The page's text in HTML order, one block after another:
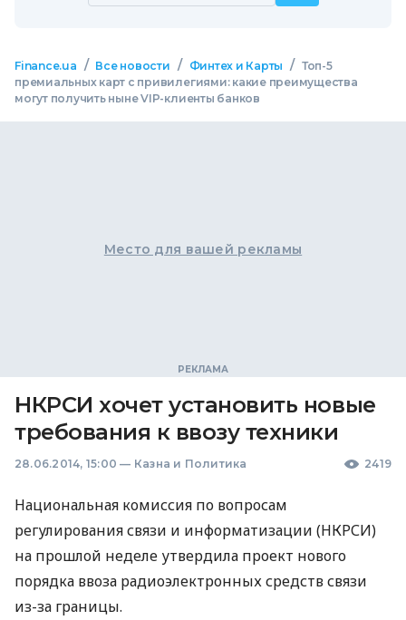
Finance.ua / Все новости / Финтех и Карты / Топ-5
премиальных карт с привилегиями: какие преимущества
могут получить ныне VIP-клиенты банков
Место для вашей рекламы
НКРСИ хочет установить новые
требования к ввозу техники
28.06.2014, 15:00 — Казна и Политика 2419
Национальная комиссия по вопросам
регулирования связи и информатизации (НКРСИ)
на прошлой неделе утвердила проект нового
порядка ввоза радиоэлектронных средств связи
из-за границы.